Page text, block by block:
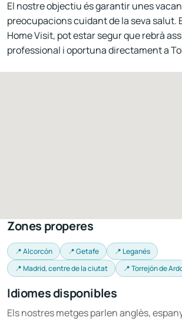
El nostre objectiu és garantir unes
preocupacions cuidant de la seva salut.
Home Visit, pot estar segur que rebrà
professional i oportuna directament a
Zones properes
📍 Alcorcón 📍 Getafe
📍 Leganés
📍 Madrid, centre de la ciutat
📍 Torrejón de
Idiomes disponibles
Els nostres metges parlen anglès,